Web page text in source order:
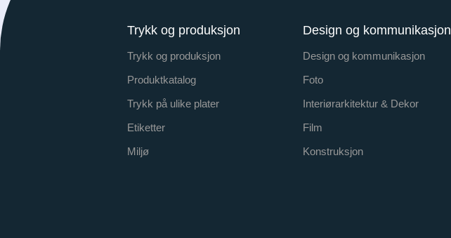
Trykk og produksjon
Trykk og produksjon
Produktkatalog
Trykk på ulike plater
Etiketter
Miljø
Design og kommunikasjon
Design og kommunikasjon
Foto
Interiørarkitektur & Dekor
Film
Konstruksjon